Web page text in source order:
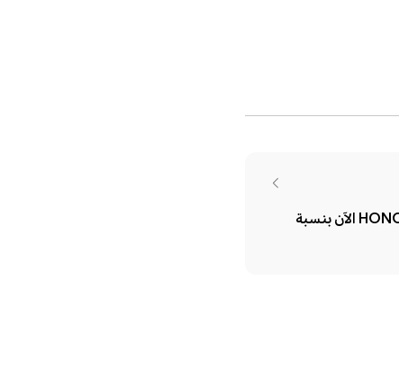
اشحن بطارية هاتف HONOR 50 Lite الآن بنسبة